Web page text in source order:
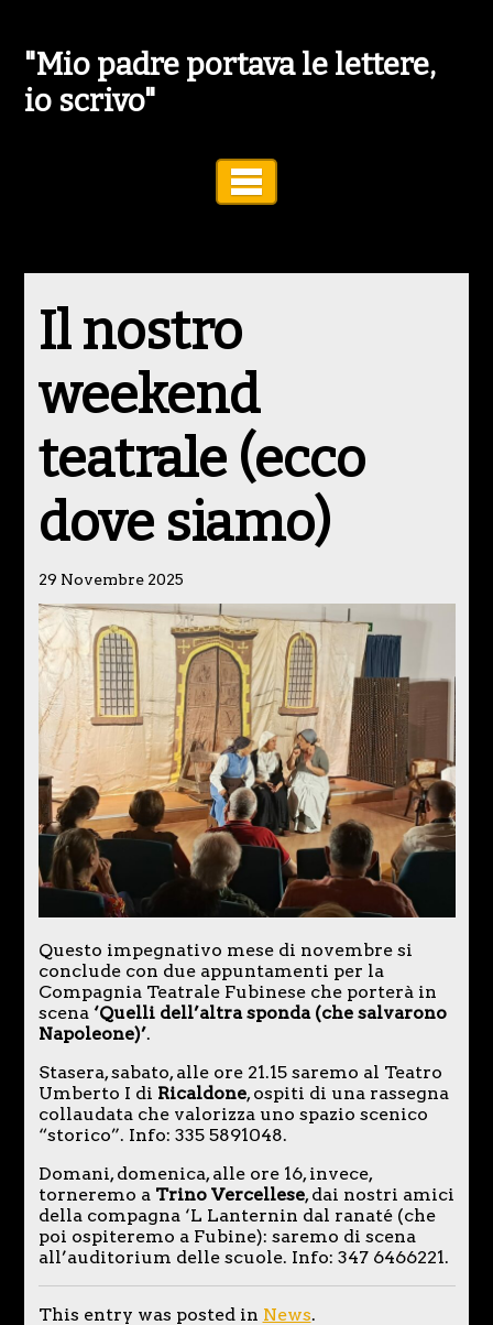
"Mio padre portava le lettere,
io scrivo"
Il nostro
weekend
teatrale (ecco
dove siamo)
29 Novembre 2025
Questo impegnativo mese di novembre si
conclude con due appuntamenti per la
Compagnia Teatrale Fubinese che porterà in
scena ‘Quelli dell’altra sponda (che salvarono
Napoleone)’.
Stasera, sabato, alle ore 21.15 saremo al Teatro
Umberto I di Ricaldone, ospiti di una rassegna
collaudata che valorizza uno spazio scenico
“storico”. Info: 335 5891048.
Domani, domenica, alle ore 16, invece,
torneremo a Trino Vercellese, dai nostri amici
della compagna ‘L Lanternin dal ranaté (che
poi ospiteremo a Fubine): saremo di scena
all’auditorium delle scuole. Info: 347 6466221.
This entry was posted in News.